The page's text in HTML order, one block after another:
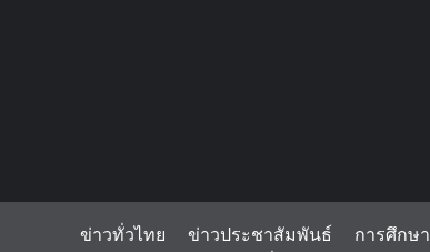
ข่าวทั่วไทย ข่าวประชาสัมพันธ์ การศึกษา